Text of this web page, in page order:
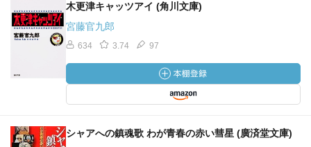
木更津キャッツアイ (角川文庫)
宮藤官九郎
634 3.74 97
シャアへの鎮魂歌 わが青春の赤い彗星 (廣済堂文庫)